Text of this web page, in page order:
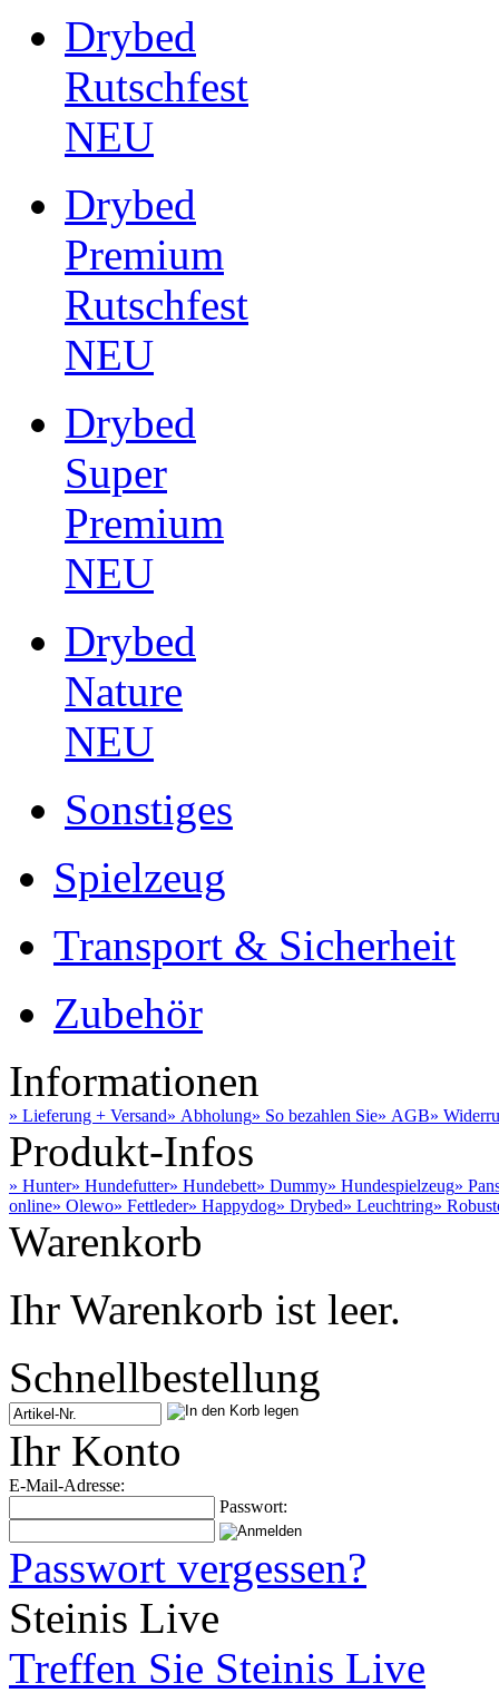
Drybed
Rutschfest
NEU
Drybed
Premium
Rutschfest
NEU
Drybed
Super
Premium
NEU
Drybed
Nature
NEU
Sonstiges
Spielzeug
Transport & Sicherheit
Zubehör
Informationen
» Lieferung + Versand» Abholung» So bezahlen Sie» AGB»
Produkt-Infos
» Hunter» Hundefutter» Hundebett» Dummy» Hundespielzeug»
online» Olewo» Fettleder» Happydog» Drybed» Leuchtring»
Warenkorb
Ihr Warenkorb ist leer.
Schnellbestellung
Ihr Konto
E-Mail-Adresse:
Passwort:
Passwort vergessen?
Steinis Live
Treffen Sie Steinis Live